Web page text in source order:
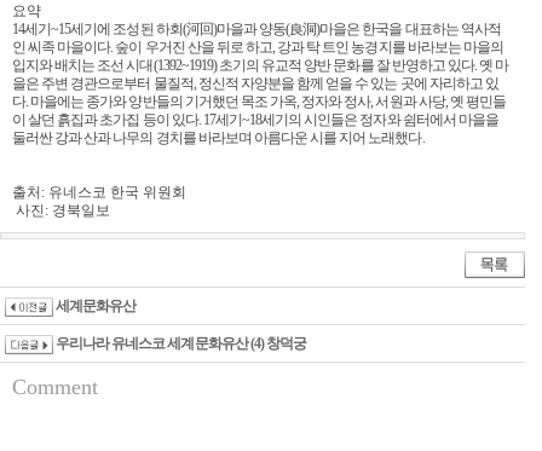
요약
14세기~15세기에 조성된 하회(河回)마을과 양동(良洞)마을은 한국을 대표하는 역사적
인 씨족 마을이다. 숲이 우거진 산을 뒤로 하고, 강과 탁 트인 농경지를 바라보는 마을의
입지와 배치는 조선 시대(1392~1919) 초기의 유교적 양반 문화를 잘 반영하고 있다. 옛 마
을은 주변 경관으로부터 물질적, 정신적 자양분을 함께 얻을 수 있는 곳에 자리하고 있
다. 마을에는 종가와 양반들의 기거했던 목조 가옥, 정자와 정사, 서원과 사당, 옛 평민들
이 살던 흙집과 초가집 등이 있다. 17세기~18세기의 시인들은 정자와 쉼터에서 마을을
둘러싼 강과 산과 나무의 경치를 바라보며 아름다운 시를 지어 노래했다.
출처: 유네스코 한국 위원회
사진: 경북일보
세계문화유산
우리나라 유네스코 세계문화유산 (4) 창덕궁
Comment